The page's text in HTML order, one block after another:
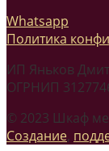
Whatsapp
Политика
ИП Яньков
ОГРНИП
© 2023 Шкаф
Создание,